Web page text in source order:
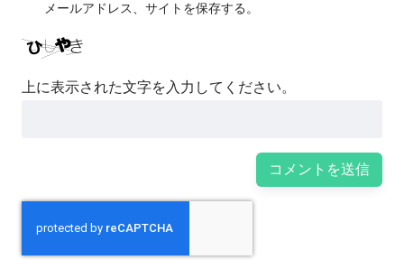
メールアドレス、サイトを保存する。
上に表示された文字を入力してください。